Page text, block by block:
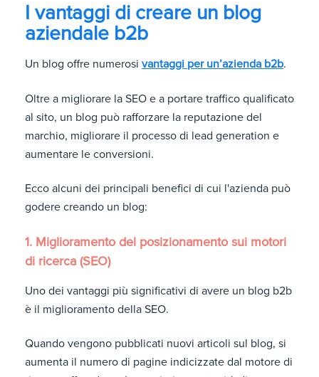
I vantaggi di creare un blog
aziendale b2b
Un blog offre numerosi vantaggi per un’azienda b2b.
Oltre a migliorare la SEO e a portare traffico qualificato
al sito, un blog può rafforzare la reputazione del
marchio, migliorare il processo di lead generation e
aumentare le conversioni.
Ecco alcuni dei principali benefici di cui l'azienda può
godere creando un blog:
1. Miglioramento del posizionamento sui motori
di ricerca (SEO)
Uno dei vantaggi più significativi di avere un blog b2b
è il miglioramento della SEO.
Quando vengono pubblicati nuovi articoli sul blog, si
aumenta il numero di pagine indicizzate dal motore di